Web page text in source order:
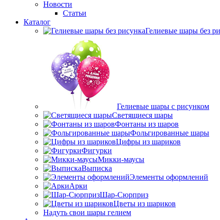
Новости
Статьи
Каталог
Гелиевые шары без
Гелиевые шары с рисунком
Светящиеся шары
Фонтаны из шаров
Фольгированные шары
Цифры из шариков
Фигурки
Микки-маусы
Выписка
Элементы оформлений
Арки
Шар-Сюрприз
Цветы из шариков
Надуть свои шары гелием